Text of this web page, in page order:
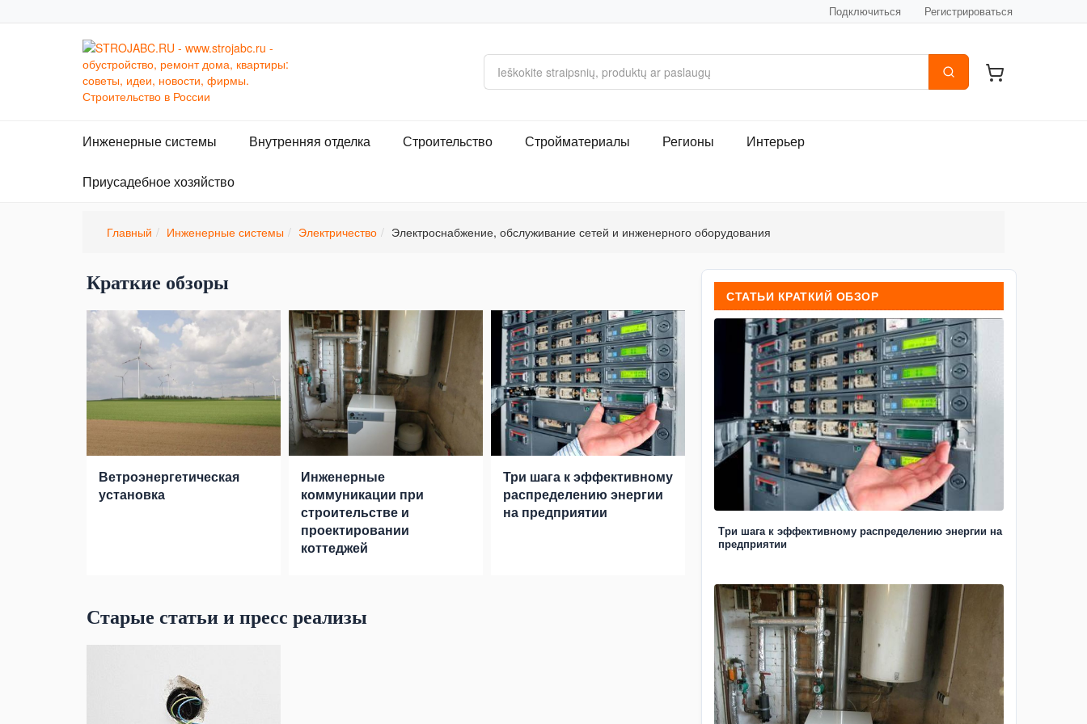
Подключиться Регистрироваться
Инженерные системы Внутренняя отделка Строительство Стройматериалы Регионы Интерьер
Приусадебное хозяйство
Главный Инженерные системы Электричество Электроснабжение, обслуживание сетей и инженерного оборудования
Краткие обзоры
Ветроэнергетическая
установка
Инженерные
коммуникации при
строительстве и
проектировании
коттеджей
Три шага к эффективному
распределению энергии
на предприятии
Старые статьи и пресс реализы
СТАТЬИ КРАТКИЙ ОБЗОР
Три шага к эффективному распределению энергии на
предприятии